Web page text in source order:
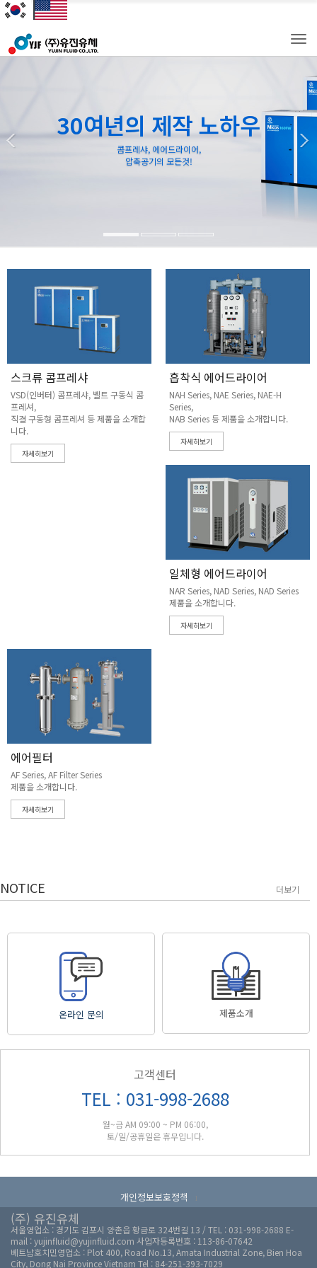
30여년의 제작 노하우
콤프레샤, 에어드라이어,
압축공기의 모든것!
스크류 콤프레샤
VSD(인버터) 콤프레샤, 벨트 구동식 콤
프레셔,
직결 구동형 콤프레셔 등 제품을 소개합
니다.
자세히보기
흡착식 에어드라이어
NAH Series, NAE Series, NAE-H
Series,
NAB Series 등 제품을 소개합니다.
자세히보기
일체형 에어드라이어
NAR Series, NAD Series, NAD Series
제품을 소개합니다.
자세히보기
에어필터
AF Series, AF Filter Series
제품을 소개합니다.
자세히보기
NOTICE 더보기
온라인 문의 제품소개
고객센터
TEL : 031-998-2688
월~금 AM 09:00 ~ PM 06:00,
토/일/공휴일은 휴무입니다.
개인정보보호정책 l
(주) 유진유체
서울영업소 : 경기도 김포시 양촌읍 황금로 324번길 13 / TEL : 031-998-2688 E-
mail : yujinfluid@yujinfluid.com 사업자등록번호 : 113-86-07642
베트남호치민영업소 : Plot 400, Road No.13, Amata Industrial Zone, Bien Hoa
City, Dong Nai Province Vietnam Tel : 84-251-393-7029